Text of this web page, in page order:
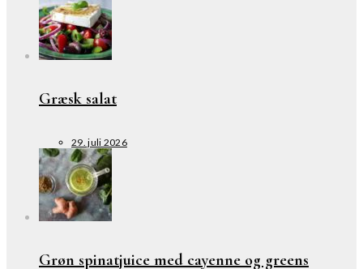
Græsk salat
29. juli 2026
Grøn spinatjuice med cayenne og greens